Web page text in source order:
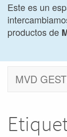
Este es un
productos de
MVD